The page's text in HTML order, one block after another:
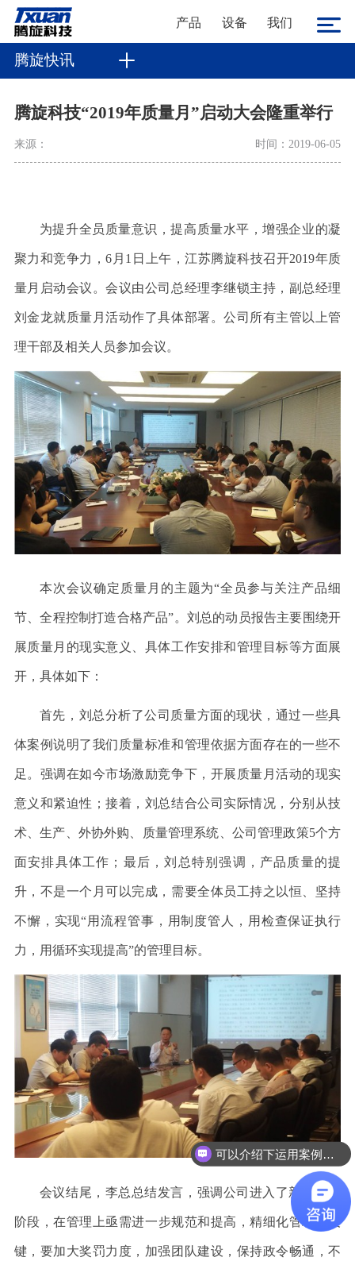
产品 设备 我们
腾旋快讯
腾旋科技“2019年质量月”启动大会隆重举行
来源： 时间：2019-06-05
为提升全员质量意识，提高质量水平，增强企业的凝
聚力和竞争力，6 月 1 日上午，江苏腾旋科技召开2019年质
量月启动会议。会议由公司总经理李继锁主持，副总经理
刘金龙就质量月活动作了具体部署。公司所有主管以上管
理干部及相关人员参加会议。
本次会议确定质量月的主题为“全员参与关注产品细
节、全程控制打造合格产品”。刘总的动员报告主要围绕开
展质量月的现实意义、具体工作安排和管理目标等方面展
开，具体如下：
首先，刘总分析了公司质量方面的现状，通过一些具
体案例说明了我们质量标准和管理依据方面存在的一些不
足。强调在如今市场激励竞争下，开展质量月活动的现实
意义和紧迫性；接着，刘总结合公司实际情况，分别从技
术、生产、外协外购、质量管理系统、公司管理政策5个方
面安排具体工作；最后，刘总特别强调，产品质量的提
升，不是一个月可以完成，需要全体员工持之以恒、坚持
不懈，实现“用流程管事，用制度管人，用检查保证执行
力，用循环实现提高”的管理目标。
会议结尾，李总总结发言，强调公司进入了新的发展
阶段，在管理上亟需进一步规范和提高，精细化管理是关
键，要加大奖罚力度，加强团队建设，保持政令畅通，不